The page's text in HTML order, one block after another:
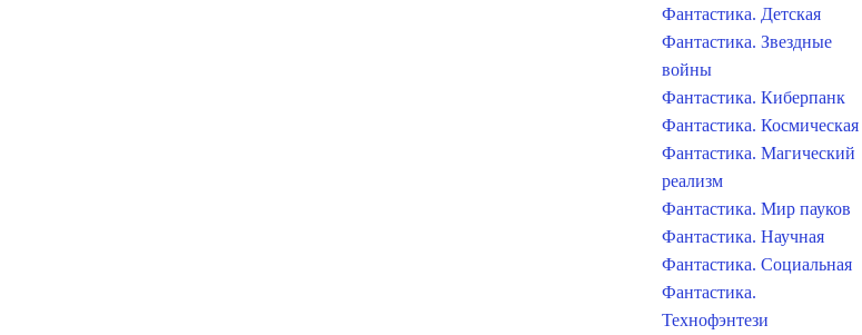
Фантастика. Детская
Фантастика. Звездные
войны
Фантастика. Киберпанк
Фантастика. Космическая
Фантастика. Магический
реализм
Фантастика. Мир пауков
Фантастика. Научная
Фантастика. Социальная
Фантастика.
Технофэнтези